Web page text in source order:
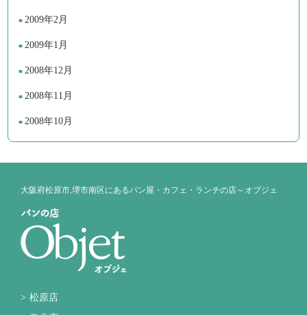
2009年2月
2009年1月
2008年12月
2008年11月
2008年10月
大阪府松原市,堺市南区にあるパン屋・カフェ・ランチの店～オブジェ
松原店